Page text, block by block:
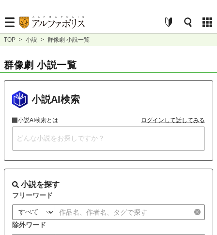
TOP > 小説 > 群像劇 小説一覧
群像劇 小説一覧
小説AI検索
小説AI検索とは ログインして話してみる
小説を探す
フリーワード
除外ワード